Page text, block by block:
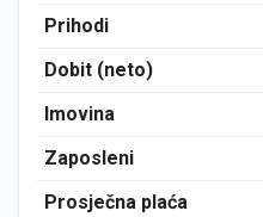
Prihodi
Dobit (neto)
Imovina
Zaposleni
Prosječna plaća